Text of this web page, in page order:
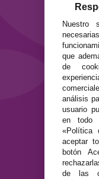
Nuestro
que
de
análisis
usuario
en todo
«Política
aceptar
botón
de las